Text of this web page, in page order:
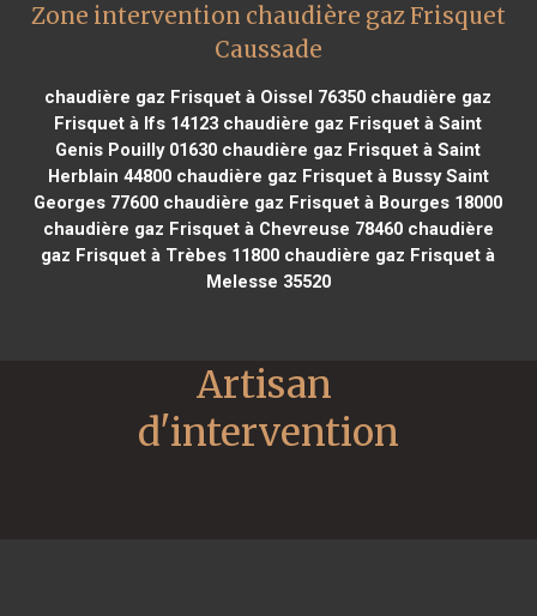
Zone intervention chaudière gaz Frisquet
Caussade
chaudière gaz Frisquet à Oissel 76350 chaudière gaz
Frisquet à Ifs 14123 chaudière gaz Frisquet à Saint
Genis Pouilly 01630 chaudière gaz Frisquet à Saint
Herblain 44800chaudière gaz Frisquet à Bussy Saint
Georges 77600 chaudière gaz Frisquet à Bourges 18000
chaudière gaz Frisquet à Chevreuse 78460chaudière
gaz Frisquet à Trèbes 11800 chaudière gaz Frisquet à
Melesse 35520
Artisan
d'intervention